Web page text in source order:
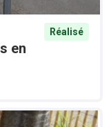
en
Réalisé